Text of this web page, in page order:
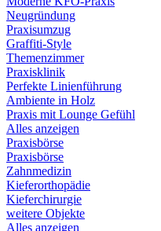
Neugründung
Praxisumzug
Graffiti-Style
Themenzimmer
Praxisklinik
Perfekte Linienführung
Ambiente in Holz
Praxis mit Lounge Gefühl
Alles anzeigen
Praxisbörse
Praxisbörse
Zahnmedizin
Kieferorthopädie
Kieferchirurgie
weitere Objekte
Alles anzeigen